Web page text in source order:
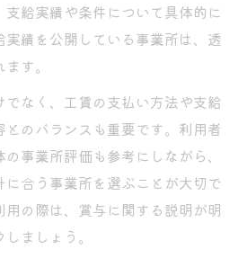
給実績や条件について具体的に
績を公開している事業所は、透
す。
でなく、工賃の支払い方法や支給
のバランスも重要です。利用者
事業所評価も参考にしながら、
に合う事業所を選ぶことが大切で
の際は、賞与に関する説明が明
ましょう。